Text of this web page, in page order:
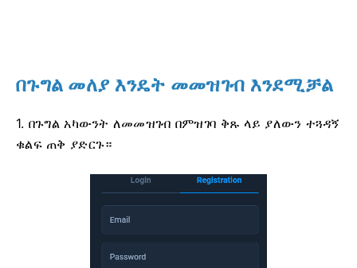
በጉግል መለያ እንዴት መመዝገብ እንደሚቻል
1. በጉግል አካውንት ለመመዝገብ በምዝገባ ቅጹ ላይ ያለውን ተጓዳኝ
ቁልፍ ጠቅ ያድርጉ።